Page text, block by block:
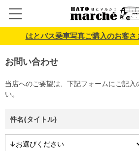
はとバス乗車写真ご購入のお客さ
お問い合わせ
当店へのご要望は、下記フォームにご記入
い。
件名(タイトル)